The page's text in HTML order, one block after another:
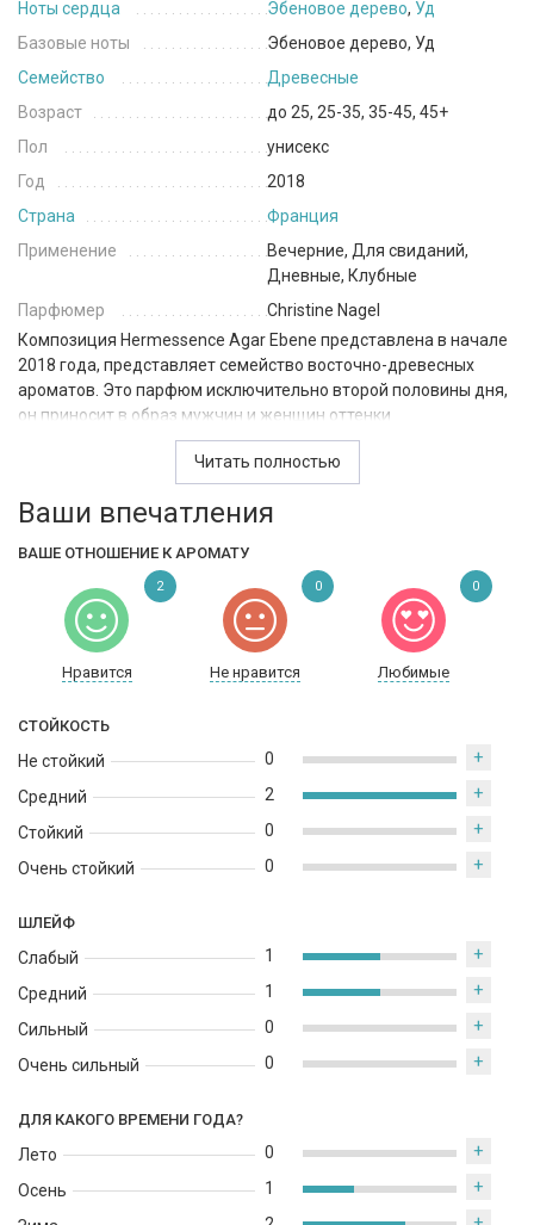
Ноты сердца
Эбеновое дерево, Уд
Базовые ноты
Эбеновое дерево, Уд
Семейство
Древесные
Возраст
до 25, 25-35, 35-45, 45+
Пол
унисекс
Год
2018
Страна
Франция
Применение
Вечерние, Для свиданий,
Дневные, Клубные
Парфюмер
Christine Nagel
Композиция Hermessence Agar Ebene представлена в начале
2018 года, представляет семейство восточно-древесных
ароматов. Это парфюм исключительно второй половины дня,
он приносит в образ мужчин и женщин оттенки
таинственности и необъяснимой притягательности. С первой
до последней нотки в бездну релакса погружают аккорды
древесины ценных пород, которая, как магия, уничтожают
границы между миром фантазий и реальностью, позволяя
ароматическим ингредиентам: дереву агар и эбеновому
дереву, которые обладают особым теплом и самобытностью,
окружают таинством ароматического звучания и позволяют
реализовать скрытые таланты.
Читать полностью
Ваши впечатления
ВАШЕ ОТНОШЕНИЕ К АРОМАТУ
Нравится Не нравится Любимые
2 0 0
СТОЙКОСТЬ
Не стойкий
Средний
Стойкий
Очень стойкий
0 +
2 +
0 +
0 +
ШЛЕЙФ
Слабый
Средний
Сильный
Очень сильный
1 +
1 +
0 +
0 +
ДЛЯ КАКОГО ВРЕМЕНИ ГОДА?
Лето
Осень
0 +
1 +